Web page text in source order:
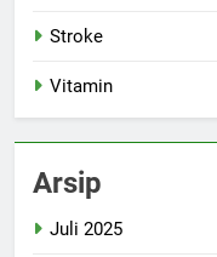
Stroke
Vitamin
Arsip
Juli 2025